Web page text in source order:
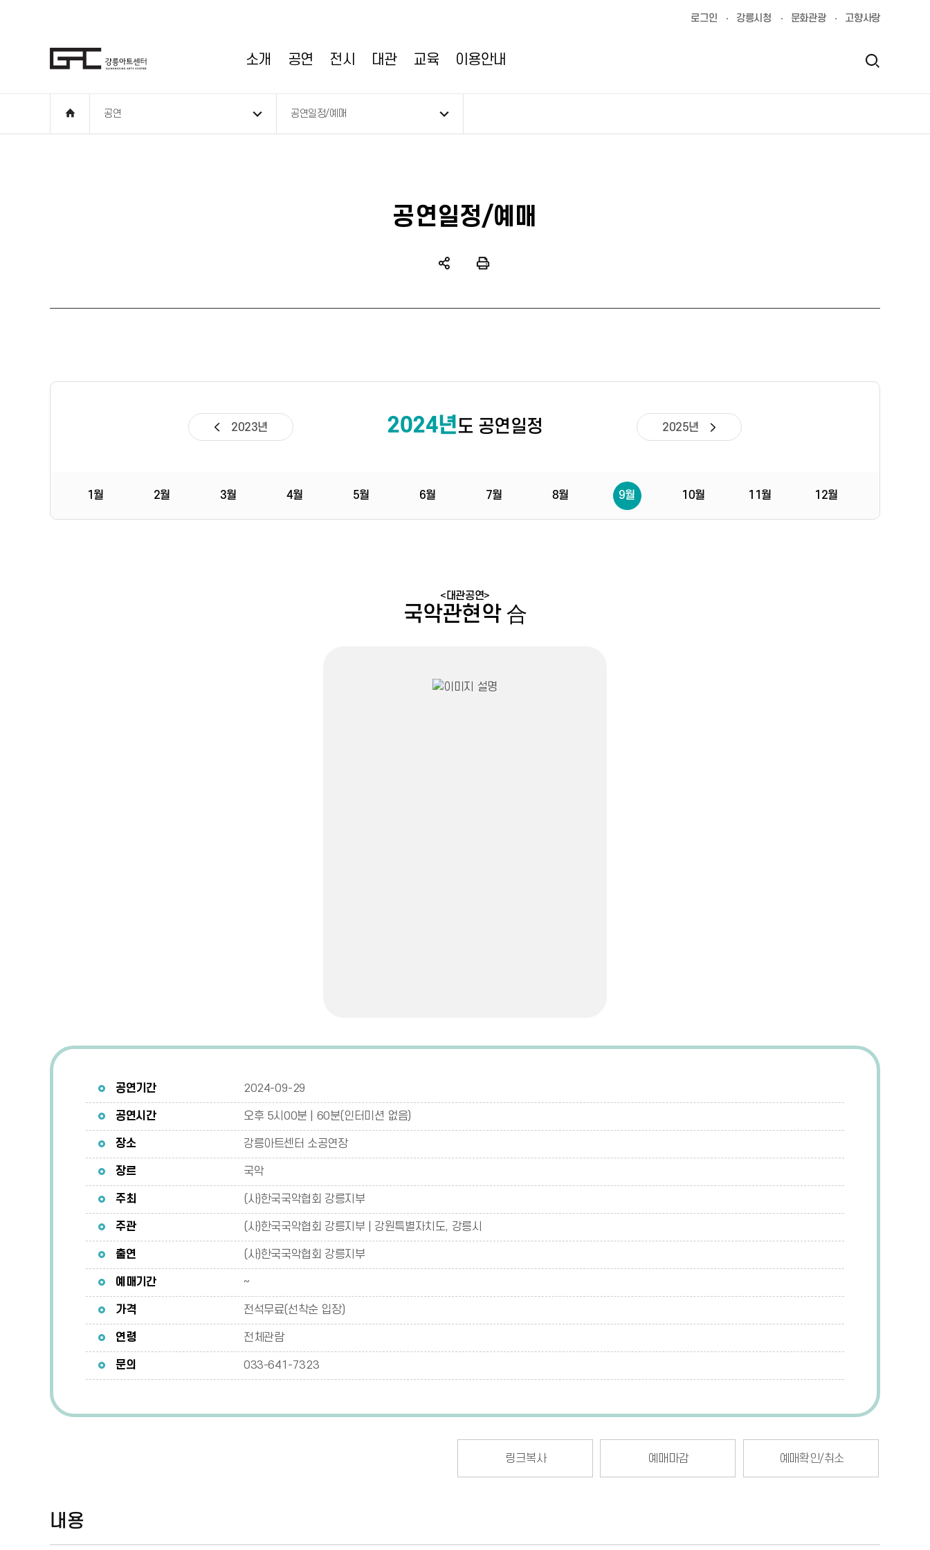
로그인 강릉시청 문화관광 고향사랑
소개 공연 전시 대관 교육 이용안내
공연 공연일정/예매
공연일정/예매
2024년도 공연일정
2023년 2025년
1월 2월 3월 4월 5월 6월 7월 8월 9월 10월 11월 12월
<대관공연>
국악관현악 合
공연기간 2024-09-29
공연시간 오후 5시00분 | 60분(인터미션 없음)
장소 강릉아트센터 소공연장
장르 국악
주최 (사)한국국악협회 강릉지부
주관 (사)한국국악협회 강릉지부 | 강원특별자치도, 강릉시
출연 (사)한국국악협회 강릉지부
예매기간 ~
가격 전석무료(선착순 입장)
연령 전체관람
문의 033-641-7323
링크복사 예매마감 예매확인/취소
내용